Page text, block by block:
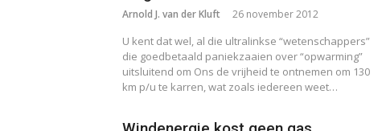
Arnold J. van der Kluft 26 november 2012
U kent dat wel, al die ultralinkse “wetenschappers”
die goedbetaald paniekzaaien over “opwarming”
uitsluitend om Ons de vrijheid te ontnemen om 130
km p/u te karren, wat zoals iedereen weet…